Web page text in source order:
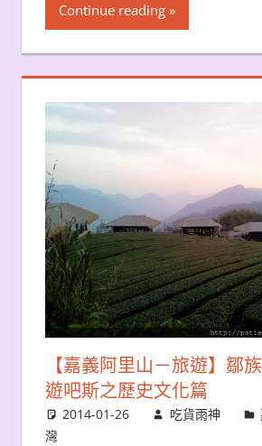
Continue reading
【嘉義阿里山－旅遊】鄒
遊吧斯之歷史文化篇
2014-01-26 吃貨雨神
灣